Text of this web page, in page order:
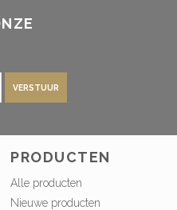
VERSTUUR
PRODUCTEN
Alle producten
Nieuwe producten